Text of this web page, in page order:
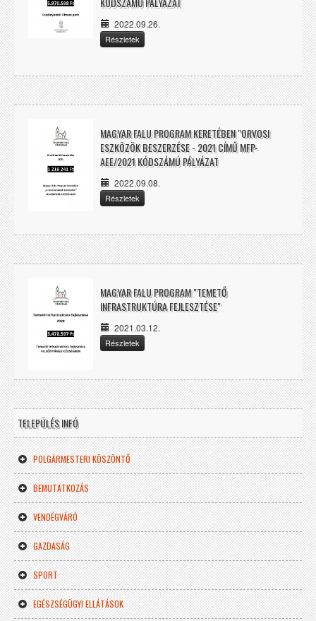
2022.09.26.
Részletek
MAGYAR FALU PROGRAM KERETÉBEN "ORVOSI
ESZKÖZÖK BESZERZÉSE - 2021 CÍMŰ MFP-
AEE/2021 KÓDSZÁMÚ PÁLYÁZAT
2022.09.08.
Részletek
MAGYAR FALU PROGRAM "TEMETŐ
INFRASTRUKTÚRA FEJLESZTÉSE"
2021.03.12.
Részletek
TELEPÜLÉS INFÓ
POLGÁRMESTERI KÖSZÖNTŐ
BEMUTATKOZÁS
VENDÉGVÁRÓ
GAZDASÁG
SPORT
EGÉSZSÉGÜGYI ELLÁTÁSOK